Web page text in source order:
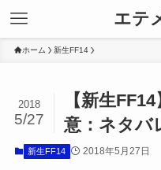
エテ
ホーム 新生FF14
【新生
意：ネタバ
2018
5/27
新生FF14 2018年5月27日